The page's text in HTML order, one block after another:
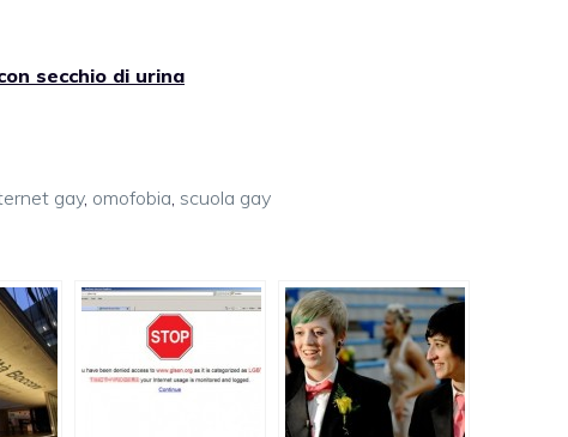
secchio di urina
gay, omofobia scuola gay